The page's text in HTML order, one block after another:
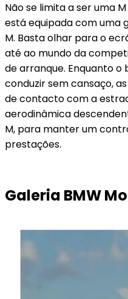
Não se limita a ser uma
está equipada com uma
M. Basta olhar para o
até ao mundo da
de arranque. Enquanto
conduzir sem cansaço,
de contacto com a
aerodinâmica
M, para manter um
prestações.
Galeria BMW